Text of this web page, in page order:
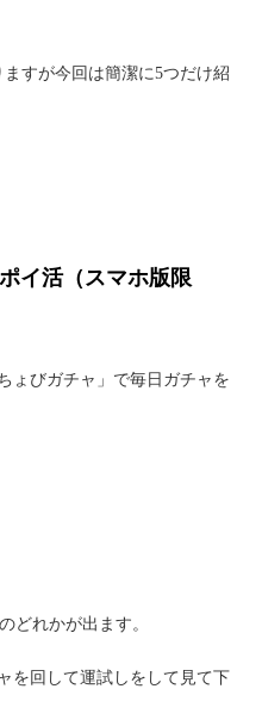
すが今回は簡潔に5つだけ紹
イ活（スマホ版限
ょびガチャ 」で毎日ガチャを
どれかが出ます。
を回して運試しをして見て下